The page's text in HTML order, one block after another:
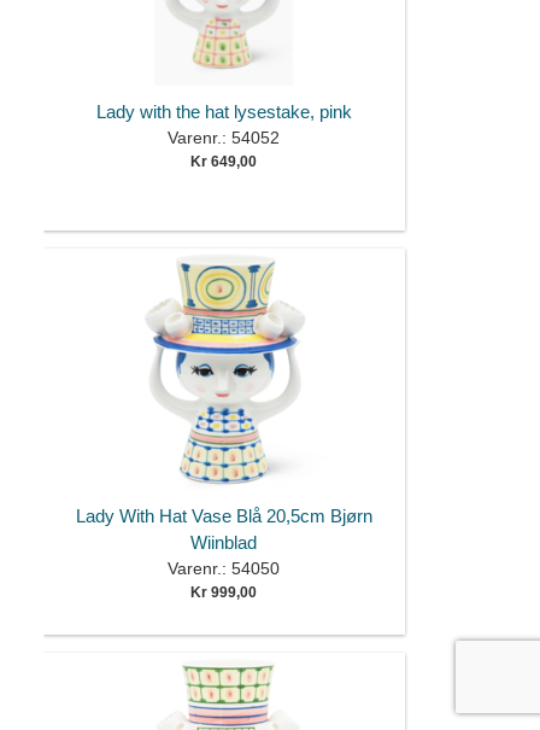
Lady with the hat lysestake, pink
Varenr.: 54052
Kr 649,00
Lady With Hat Vase Blå 20,5cm Bjørn
Wiinblad
Varenr.: 54050
Kr 999,00